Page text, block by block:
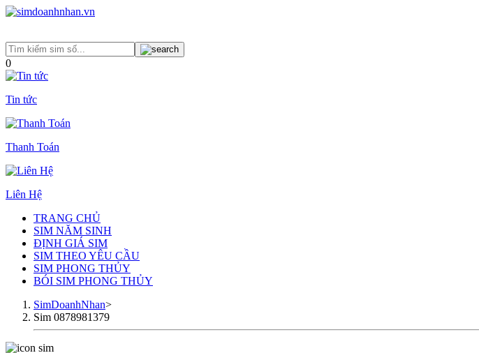
0
Tin tức
Thanh Toán
Liên Hệ
TRANG CHỦ
SIM NĂM SINH
ĐỊNH GIÁ SIM
SIM THEO YÊU CẦU
SIM PHONG THỦY
BÓI SIM PHONG THỦY
SimDoanhNhan>
Sim 0878981379